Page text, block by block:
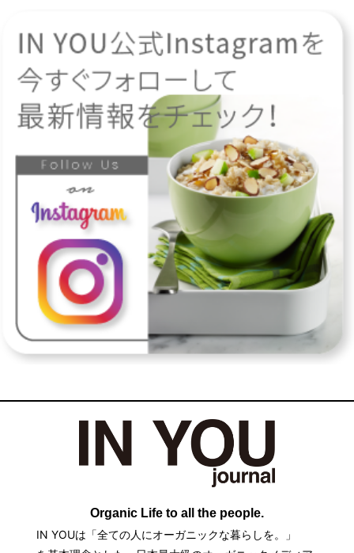
Organic Life to all the people.
IN YOUは「全ての人にオーガニックな暮らしを。」